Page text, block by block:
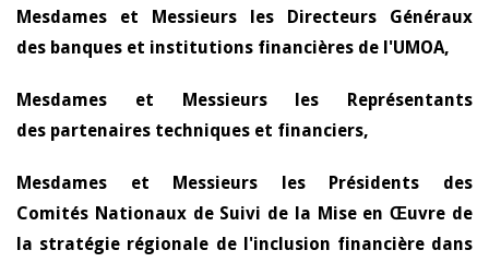
Mesdames et Messieurs les Directeurs Généraux
des banques et institutions financières de l'UMOA,
Mesdames et Messieurs les Représentants
des partenaires techniques et financiers,
Mesdames et Messieurs les Présidents des
Comités Nationaux de Suivi de la Mise en Œuvre de
la stratégie régionale de l'inclusion financière dans